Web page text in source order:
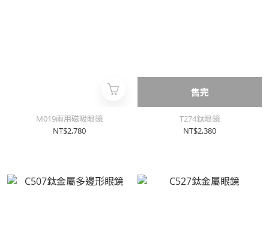
M019兩用磁吸眼鏡
NT$2,780
售完
T274鈦眼鏡
NT$2,380